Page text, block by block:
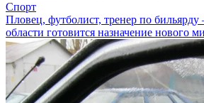
Спорт
Пловец, футболист, тренер по
области готовится назначение нового